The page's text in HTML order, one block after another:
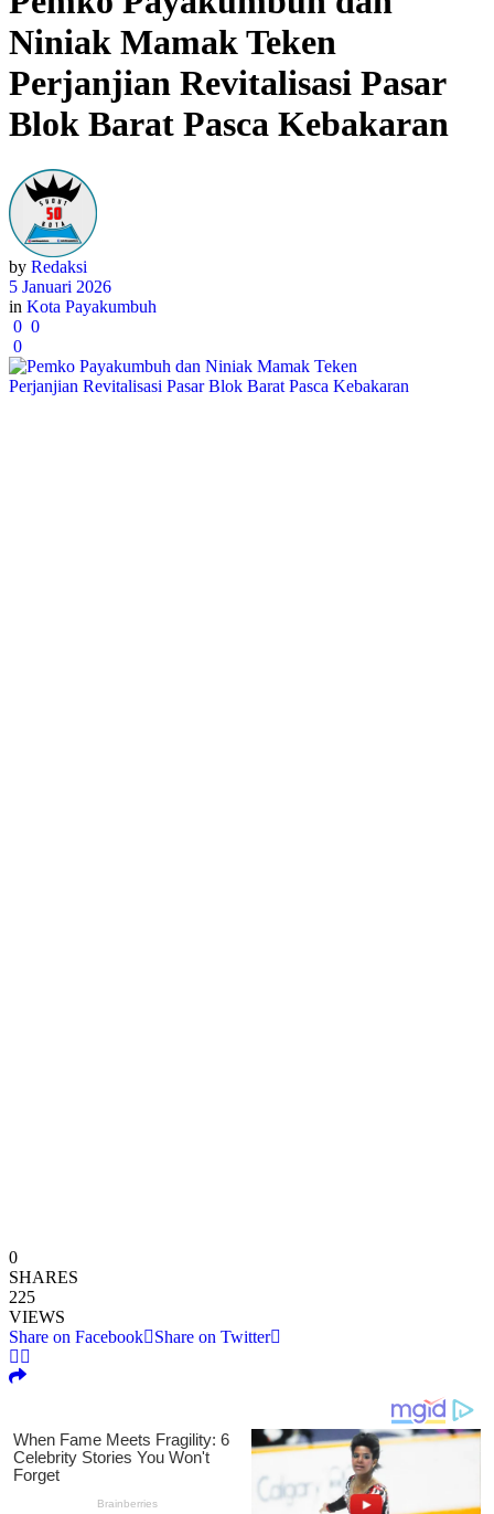
Niniak Mamak Teken
Perjanjian Revitalisasi Pasar
Blok Barat Pasca Kebakaran
by Redaksi
5 Januari 2026
in Kota Payakumbuh
0 0
0
0
SHARES
225
VIEWS
Share on Facebook
Share on Twitter